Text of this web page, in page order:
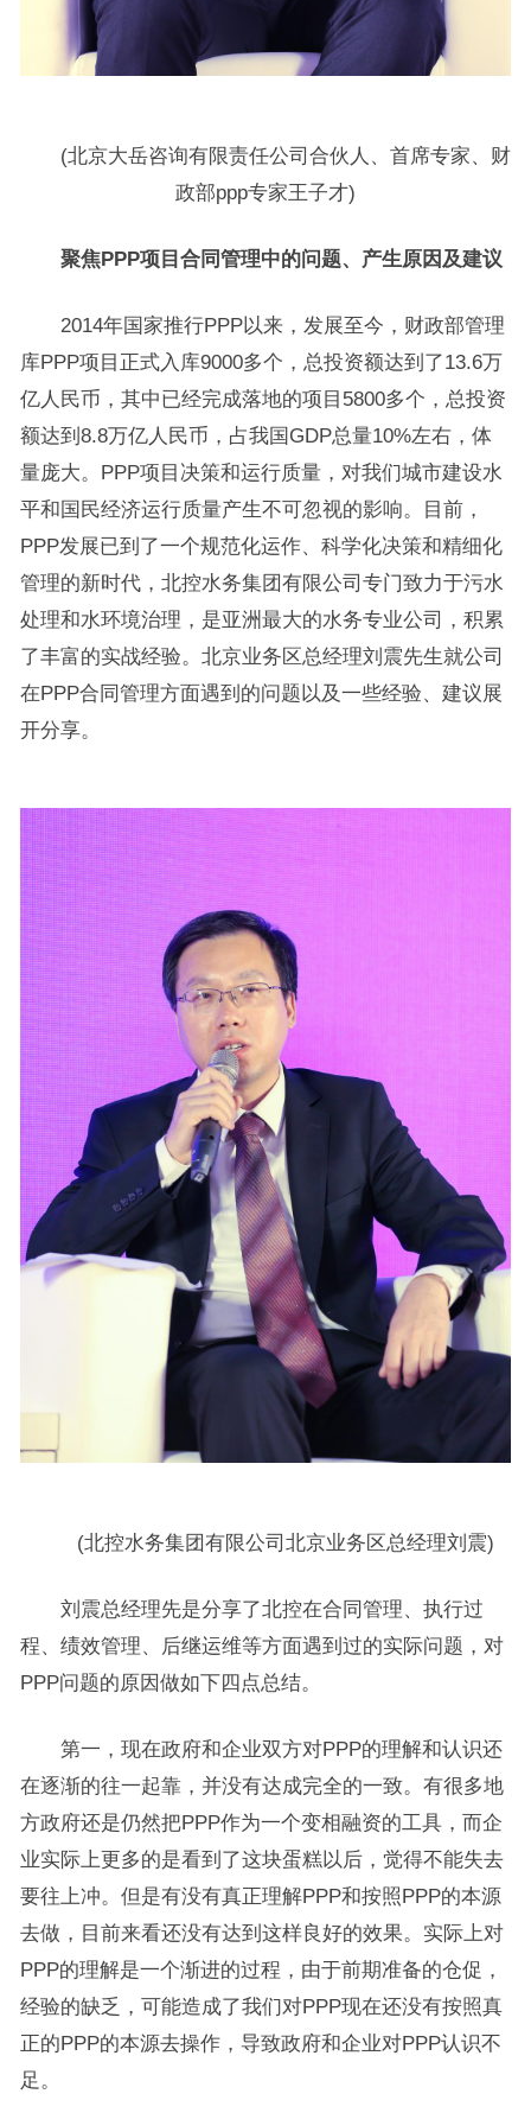
(北京大岳咨询有限责任公司合伙人、首席专家、财
政部ppp专家王子才)
聚焦PPP项目合同管理中的问题、产生原因及建议
2014年国家推行PPP以来，发展至今，财政部管理
库PPP项目正式入库9000多个，总投资额达到了13.6万
亿人民币，其中已经完成落地的项目5800多个，总投资
额达到8.8万亿人民币，占我国GDP总量10%左右，体
量庞大。PPP项目决策和运行质量，对我们城市建设水
平和国民经济运行质量产生不可忽视的影响。目前，
PPP发展已到了一个规范化运作、科学化决策和精细化
管理的新时代，北控水务集团有限公司专门致力于污水
处理和水环境治理，是亚洲最大的水务专业公司，积累
了丰富的实战经验。北京业务区总经理刘震先生就公司
在PPP合同管理方面遇到的问题以及一些经验、建议展
开分享。
(北控水务集团有限公司北京业务区总经理刘震)
刘震总经理先是分享了北控在合同管理、执行过
程、绩效管理、后继运维等方面遇到过的实际问题，对
PPP问题的原因做如下四点总结。
第一，现在政府和企业双方对PPP的理解和认识还
在逐渐的往一起靠，并没有达成完全的一致。有很多地
方政府还是仍然把PPP作为一个变相融资的工具，而企
业实际上更多的是看到了这块蛋糕以后，觉得不能失去
要往上冲。但是有没有真正理解PPP和按照PPP的本源
去做，目前来看还没有达到这样良好的效果。实际上对
PPP的理解是一个渐进的过程，由于前期准备的仓促，
经验的缺乏，可能造成了我们对PPP现在还没有按照真
正的PPP的本源去操作，导致政府和企业对PPP认识不
足。